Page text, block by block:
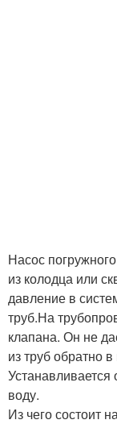
Насос
из колодца или
давление в
труб.На
клапана. Он не
из труб обратно
воду.
Из чего состоит